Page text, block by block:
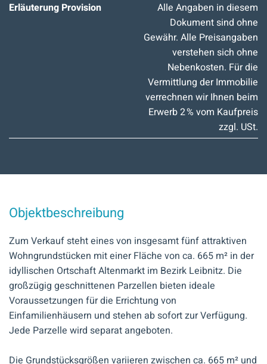
Erläuterung Provision
Alle Angaben in diesem
Dokument sind ohne
Gewähr. Alle Preisangaben
verstehen sich ohne
Nebenkosten. Für die
Vermittlung der Immobilie
verrechnen wir Ihnen beim
Erwerb 2 % vom Kaufpreis
zzgl. USt.
Objektbeschreibung
Zum Verkauf steht eines von insgesamt fünf attraktiven
Wohngrundstücken mit einer Fläche von ca. 665 m² in der
idyllischen Ortschaft Altenmarkt im Bezirk Leibnitz. Die
großzügig geschnittenen Parzellen bieten ideale
Voraussetzungen für die Errichtung von
Einfamilienhäusern und stehen ab sofort zur Verfügung.
Jede Parzelle wird separat angeboten.
Die Grundstücksgrößen variieren zwischen ca. 665 m² und